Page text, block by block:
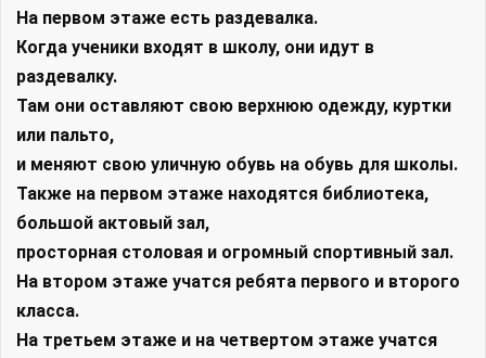
На первом этаже есть раздевалка.
Когда ученики входят в школу, они идут в
раздевалку.
Там они оставляют свою верхнюю одежду, куртки
или пальто,
и меняют свою уличную обувь на обувь для школы.
Также на первом этаже находятся библиотека,
большой актовый зал,
просторная столовая и огромный спортивный зал.
На втором этаже учатся ребята первого и второго
класса.
На третьем этаже и на четвертом этаже учатся